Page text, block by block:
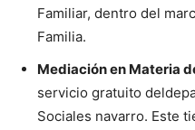
Familiar, dentro del
Familia.
Mediación en Materia
servicio gratuito
Sociales navarro. Este